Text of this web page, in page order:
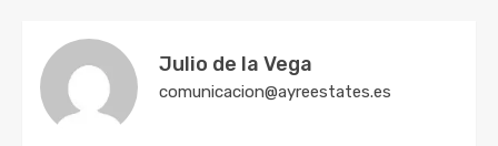
Julio de la Vega
comunicacion@ayreestates.es